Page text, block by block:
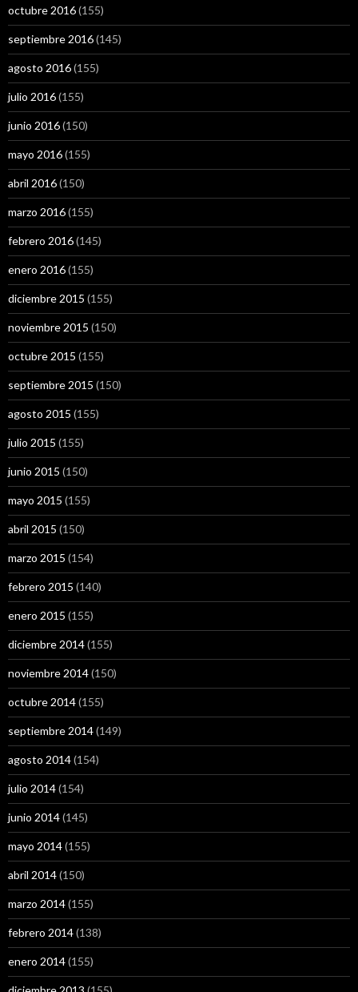
octubre 2016(155)
septiembre 2016(145)
agosto 2016(155)
julio 2016(155)
junio 2016(150)
mayo 2016(155)
abril 2016(150)
marzo 2016(155)
febrero 2016(145)
enero 2016(155)
diciembre 2015 (155)
noviembre 2015 (150)
octubre 2015 (155)
septiembre 2015 (150)
agosto 2015 (155)
julio 2015 (155)
junio 2015 (150)
mayo 2015 (155)
abril 2015 (150)
marzo 2015 (154)
febrero 2015 (140)
enero 2015 (155)
diciembre 2014(155)
noviembre 2014(150)
octubre 2014(155)
septiembre 2014(149)
agosto 2014(154)
julio 2014(154)
junio 2014(145)
mayo 2014(155)
abril 2014(150)
marzo 2014(155)
febrero 2014(138)
enero 2014(155)